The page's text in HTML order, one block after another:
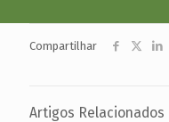
Compartilhar
Artigos Relacionados